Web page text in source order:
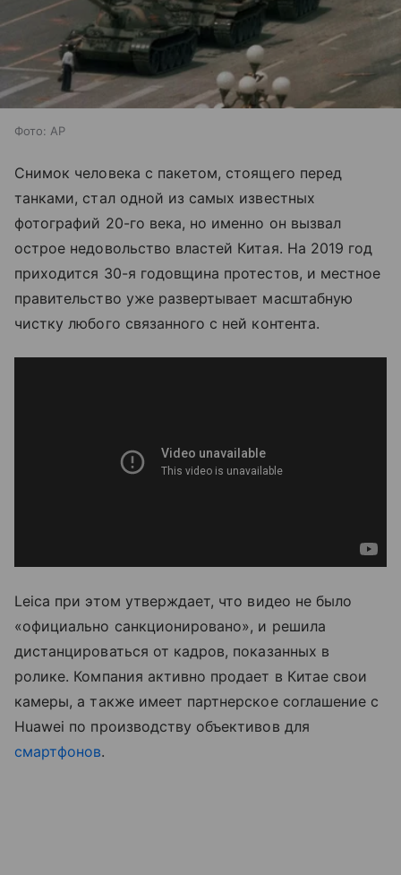
Фото: AP
Снимок человека с пакетом, стоящего перед
танками, стал одной из самых известных
фотографий 20-го века, но именно он вызвал
острое недовольство властей Китая. На 2019 год
приходится 30-я годовщина протестов, и местное
правительство уже развертывает масштабную
чистку любого связанного с ней контента.
Leica при этом утверждает, что видео не было
«официально санкционировано», и решила
дистанцироваться от кадров, показанных в
ролике. Компания активно продает в Китае свои
камеры, а также имеет партнерское соглашение с
Huawei по производству объективов для
смартфонов.